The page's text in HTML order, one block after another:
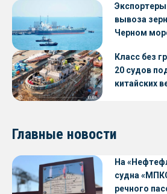
вывоза
Черном
Класс без
20 судов
китайских
Главные новости
На
судна
речного